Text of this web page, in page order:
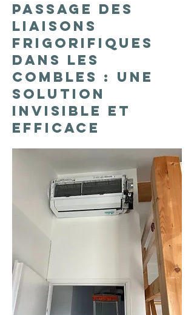
Passage des
liaisons
frigorifiques
dans les
combles : une
solution
invisible et
efficace